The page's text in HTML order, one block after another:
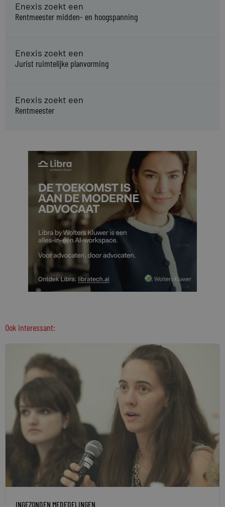
Enexis zoekt een
Rentmeester midden- en hoogspanning
Enexis zoekt een
Jurist ruimtelijke planvorming
Enexis zoekt een
Rentmeester
Ook interessant:
INGEZONDEN MEDEDELINGEN